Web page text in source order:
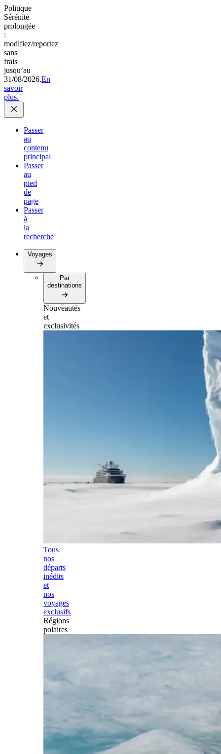
Politique
Sérénité
prolongée
:
modifiez/reportez
sans
frais
jusqu’au
31/08/2026.En
savoir
plus.
Passer
au
contenu
principal
Passer
au
pied
de
page
Passer
à
la
recherche
Voyages
Par
destinations
Nouveautés
et
exclusivités
Tous
nos
départs
inédits
et
nos
voyages
exclusifs
Régions
polaires